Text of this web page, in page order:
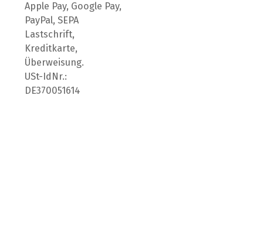
Apple Pay, Google Pay,
PayPal, SEPA
Lastschrift,
Kreditkarte,
Überweisung.
USt-IdNr.:
DE370051614